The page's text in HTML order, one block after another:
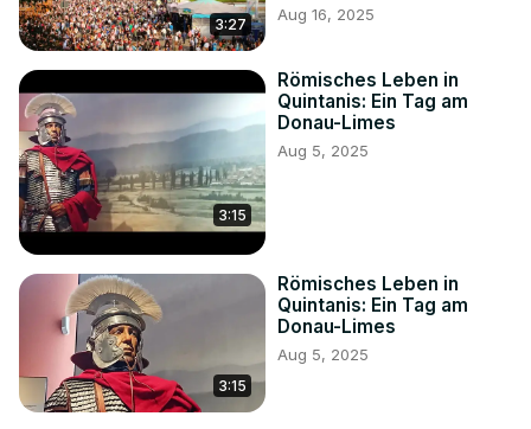
3:27 Aug 16, 2025
3:15
Römisches Leben in
Quintanis: Ein Tag am
Donau-Limes
Aug 5, 2025
3:15
Römisches Leben in
Quintanis: Ein Tag am
Donau-Limes
Aug 5, 2025